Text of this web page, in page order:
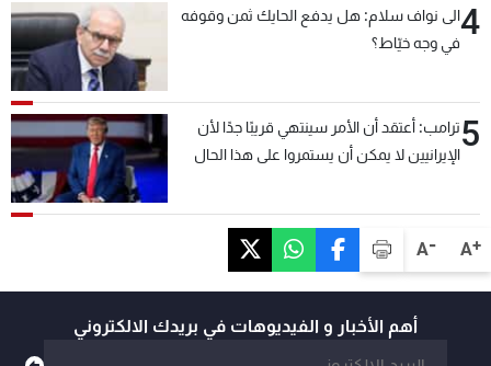
A+
A-
4الى نواف سلام: هل يدفع الحايك ثمن وقوفه
في وجه خيّاط؟
5ترامب: أعتقد أن الأمر سينتهي قريبًا جدًا لأن
الإيرانيين لا يمكن أن يستمروا على هذا الحال
أهم الأخبار و الفيديوهات في بريدك الالكتروني